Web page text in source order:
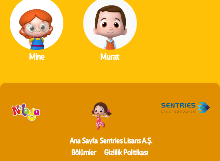
Mine Murat
Ana Sayfa
Bölümler
Sentries Lisans A.Ş.
Gizlilik Politikası